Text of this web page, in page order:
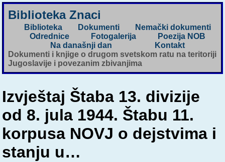
Biblioteka Znaci
Biblioteka Dokumenti
Nemački dokumenti
Odrednice
Fotogalerija
Poezija NOB
Na današnji dan
Kontakt
Dokumenti i knjige o drugom svetskom ratu na teritoriji
Jugoslavije i povezanim zbivanjima
Izvještaj Štaba 13. divizije
od 8. jula 1944. Štabu 11.
korpusa NOVJ o dejstvima i
stanju u…